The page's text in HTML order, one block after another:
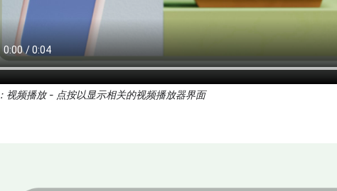
：视频播放 - 点按以显示相关的视频播放器界面